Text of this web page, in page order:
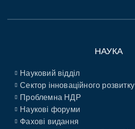
НАУКА
Науковий відділ
Сектор інноваційного розвитку
Проблемна НДР
Наукові форуми
Фахові видання